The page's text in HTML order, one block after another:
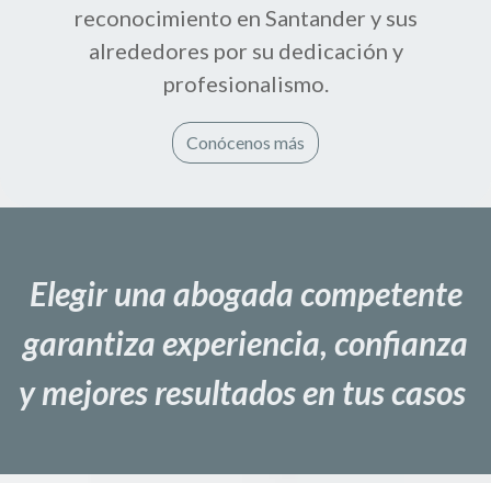
reconocimiento en Santander y sus
alrededores por su dedicación y
profesionalismo.
Conócenos más
Elegir una abogada competente
garantiza experiencia, confianza
y mejores resultados en tus casos